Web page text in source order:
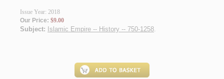
Issue Year: 2018
Our Price: $9.00
Subject: Islamic Empire -- History -- 750-1258.